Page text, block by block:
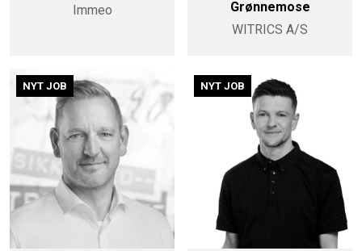
Immeo
Grønnemose
WITRICS A/S
NYT JOB NYT JOB